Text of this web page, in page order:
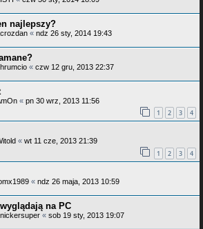
najlepszy?
« ndz 26 sty, 2014 19:43
« czw 12 gru, 2013 22:37
« pn 30 wrz, 2013 11:56
1 2 3 4
« wt 11 cze, 2013 21:39
1 2 3 4
« ndz 26 maja, 2013 10:59
na PC
« sob 19 sty, 2013 19:07